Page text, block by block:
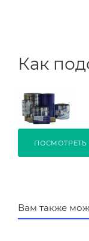
Как
ПОСМОТРЕТЬ
Вам также